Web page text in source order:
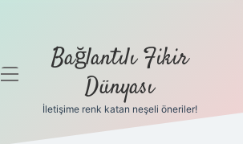
menüyü
Bağlantılı Fikir
Dünyası
İletişime renk katan neşeli öneriler!